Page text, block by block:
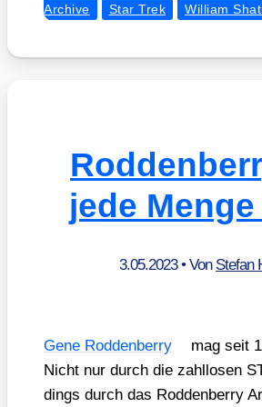
Archive
Star Trek William
jede
3.05.2023• Von Stefan
Gene Rod­den­ber­ry
mag seit
Nicht nur durch die zahl­lo­sen
dings durch das Rod­den­ber­ry